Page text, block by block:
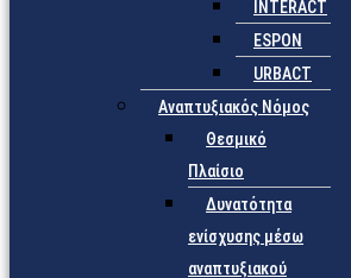
INTERACT
ESPON
URBACT
Αναπτυξιακός Νόμος
Θεσμικό
Πλαίσιο
Δυνατότητα
ενίσχυσης μέσω
αναπτυξιακού